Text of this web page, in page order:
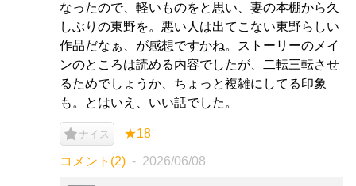
なったので、軽いものをと思い、妻の本棚から久
しぶりの東野を。悪い人は出てこない東野らしい
作品だなぁ、が感想ですかね。ストーリーのメイ
ンのところは読める内容でしたが、二転三転させ
るためでしょうか、ちょっと複雑にしてる印象
も。とはいえ、いい話でした。
ナイス ★18
コメント(2) 2026/06/08